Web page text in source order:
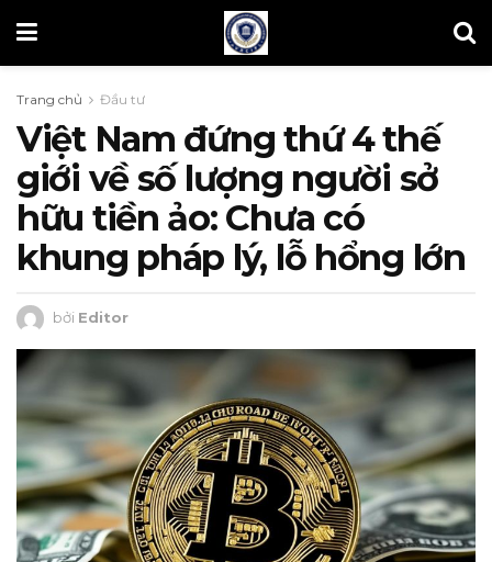
Trang chủ Đầu tư
Việt Nam đứng thứ 4 thế
giới về số lượng người sở
hữu tiền ảo: Chưa có
khung pháp lý, lỗ hổng lớn
bởi Editor